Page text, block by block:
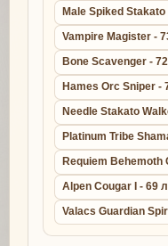
Male Spiked
Vampire Magister -
Bone Scavenger -
Hames Orc Sniper -
Needle Stakato
Platinum Tribe
Requiem Behemoth
Alpen Cougar I - 69
Valacs Guardian